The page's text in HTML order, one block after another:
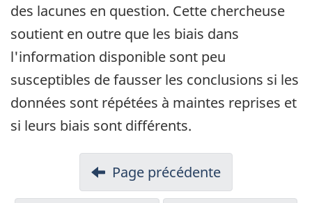
des lacunes en question. Cette chercheuse
soutient en outre que les biais dans
l'information disponible sont peu
susceptibles de fausser les conclusions si les
données sont répétées à maintes reprises et
si leurs biais sont différents.
Page précédente